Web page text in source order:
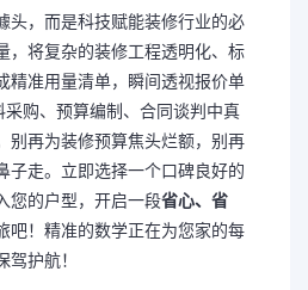
头，而是科技赋能装修行业的必
，将复杂的装修工程透明化、标
精准用量清单，瞬间透视报价单
采购、预算编制、合同谈判中真
别再为装修预算焦头烂额，别再
子走。立即选择一个口碑良好的
您的户型，开启一段省心、省
吧！精准的数学正在为您家的每
护航！